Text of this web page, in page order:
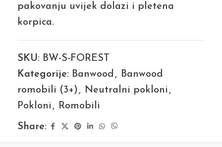
pakovanju uvijek dolazi i pletena
korpica.
SKU: BW-S-FOREST
Kategorije: Banwood , Banwood
romobili (3+) , Neutralni pokloni ,
Pokloni , Romobili
Share: